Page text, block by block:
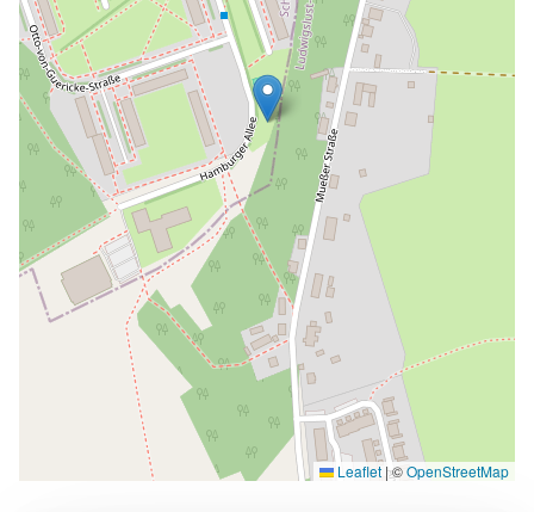
Leaflet |©OpenStreetMap